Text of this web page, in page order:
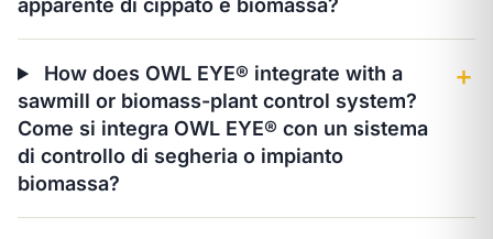
apparente di cippato e biomassa?
How does OWL EYE® integrate with a
sawmill or biomass-plant control system?
Come si integra OWL EYE® con un sistema
di controllo di segheria o impianto
biomassa?
＋